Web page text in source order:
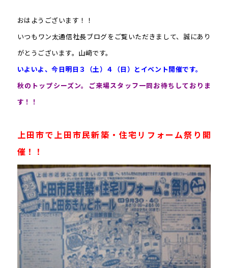
おはようございます！！
いつもワン太通信社長ブログをご覧いただきまして、誠にあり
がとうございます。山﨑です。
いよいよ、今日明日３（土）４（日）とイベント開催です。
秋のトップシーズン。ご来場スタッフ一同お待ちしておりま
す！！
上田市で上田市民新築・住宅リフォーム祭り開
催！！